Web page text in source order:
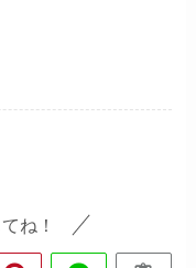
ね！